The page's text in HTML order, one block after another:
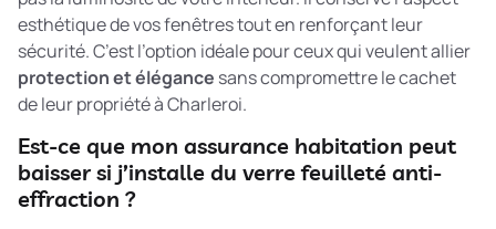
esthétique de vos fenêtres tout en renforçant leur
sécurité. C’est l’option idéale pour ceux qui veulent allier
protection et élégance sans compromettre le cachet
de leur propriété à Charleroi.
Est-ce que mon assurance habitation peut
baisser si j’installe du verre feuilleté anti-
effraction ?